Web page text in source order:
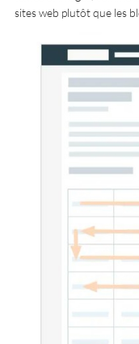
sites web plutôt que les